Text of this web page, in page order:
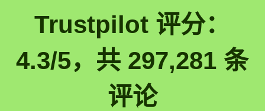
Trustpilot 评分：
4.3/5，共 297,281 条
评论